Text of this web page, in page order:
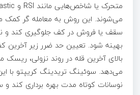
می‌شوند. این روش به معامله‌ گر کمک
سقف یا فروش در کف جلوگیری کند
بهینه شود. تعیین حد ضرر زیر آخرین
بالای آخرین قله در روند نزولی، ریسک
می‌دهد. سوئینگ تریدینگ کریپتو با
نوسانات کوتاه‌ مدت بهره‌ برداری کند و